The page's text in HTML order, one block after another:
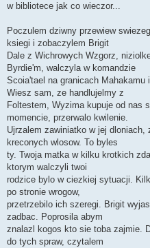
w bibliotece jak co wieczor...
Poczulem dziwny przewiew
ksiegi i zobaczylem Brigit
Dale z Wichrowych Wzgorz,
Byrdie'm, walczyla w komandzie
Scoia'tael na granicach Mahakamu
Wiesz sam, ze handlujelmy z
Foltestem, Wyzima kupuje od nas
momencie, przerwalo kwilenie.
Ujrzalem zawiniatko w jej
kreconych wlosow. To byles
ty. Twoja matka w kilku krotkich
ktorym walczyli twoi
rodzice bylo w ciezkiej sytuacji.
po stronie wrogow,
przetrzebilo ich szeregi. Brigit
zadbac. Poprosila abym
znalazl kogos kto sie toba zajmie.
do tych spraw, czytalem